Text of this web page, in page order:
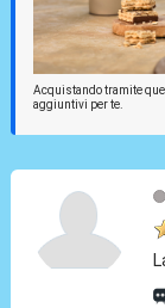
Acquistando tramite
aggiuntivi per te.